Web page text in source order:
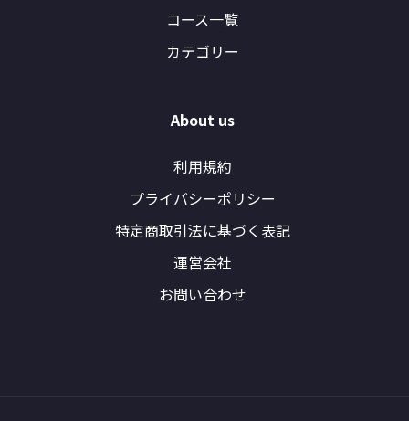
コース一覧
カテゴリー
About us
利用規約
プライバシーポリシー
特定商取引法に基づく表記
運営会社
お問い合わせ